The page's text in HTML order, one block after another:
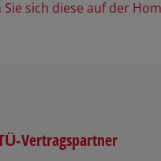
Sie sich diese auf der
Vertragspartner